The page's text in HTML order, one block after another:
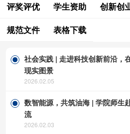
评奖评优
学生资助 创新创
规范文件
表格下载
社会实践 | 走进科技创新前沿，
现实图景
2026.02.05
数智能源，共筑油海 | 学院师生
流
2026.02.03